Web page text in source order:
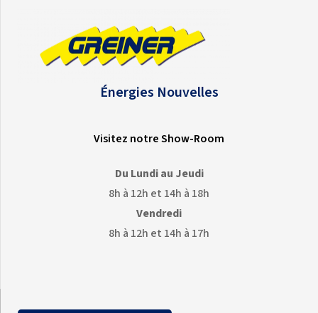
Énergies Nouvelles
Visitez notre Show-Room
Du Lundi au Jeudi
8h à 12h et 14h à 18h
Vendredi
8h à 12h et 14h à 17h